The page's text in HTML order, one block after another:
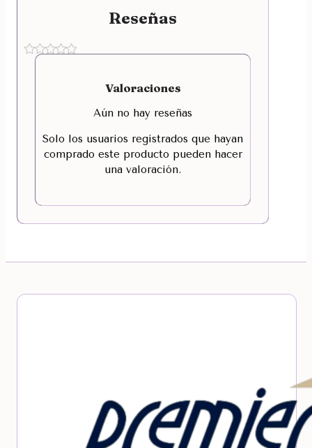
Reseñas
Valoraciones
Aún no hay reseñas
Solo los usuarios registrados que hayan
comprado este producto pueden hacer
una valoración.